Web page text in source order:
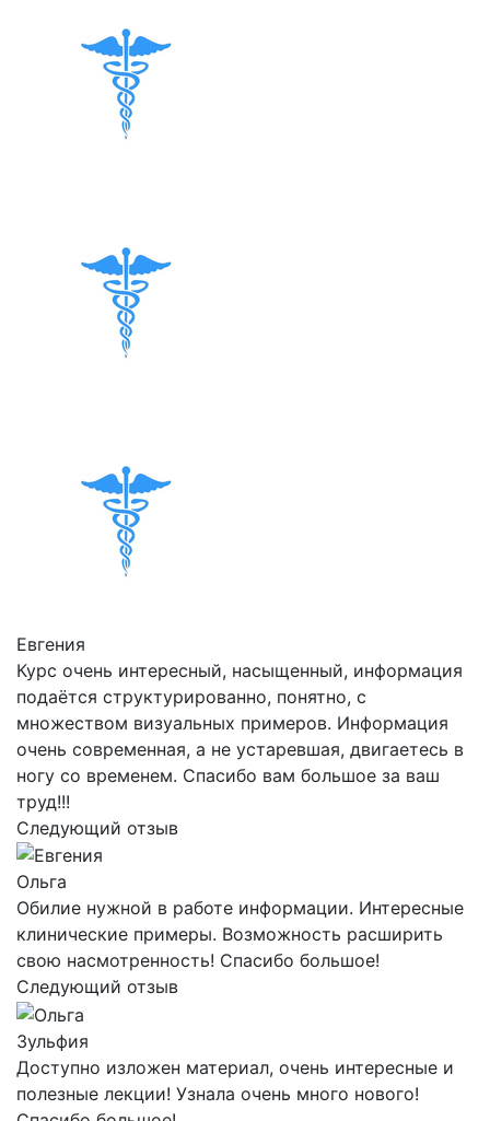
Евгения
Курс очень интересный, насыщенный, информация
подаётся структурированно, понятно, с
множеством визуальных примеров. Информация
очень современная, а не устаревшая, двигаетесь в
ногу со временем. Спасибо вам большое за ваш
труд!!!
Следующий отзыв
Ольга
Обилие нужной в работе информации. Интересные
клинические примеры. Возможность расширить
свою насмотренность! Спасибо большое!
Следующий отзыв
Зульфия
Доступно изложен материал, очень интересные и
полезные лекции! Узнала очень много нового!